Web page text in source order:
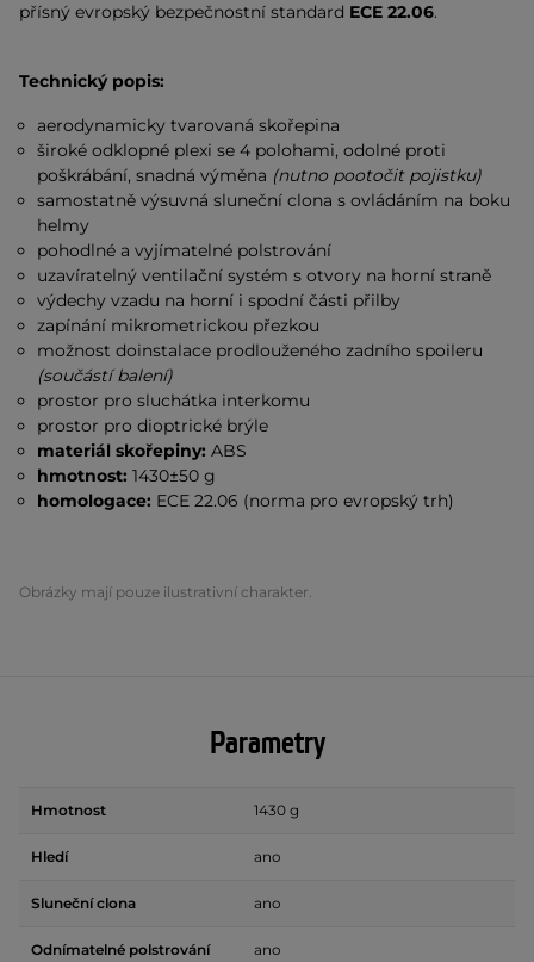
přísný evropský bezpečnostní standard ECE 22.06.
Technický popis:
aerodynamicky tvarovaná skořepina
široké odklopné plexi se 4 polohami, odolné proti
poškrábání, snadná výměna (nutno pootočit pojistku)
samostatně výsuvná sluneční clona s ovládáním na boku
helmy
pohodlné a vyjímatelné polstrování
uzavíratelný ventilační systém s otvory na horní straně
výdechy vzadu na horní i spodní části přilby
zapínání mikrometrickou přezkou
možnost doinstalace prodlouženého zadního spoileru
(součástí balení)
prostor pro sluchátka interkomu
prostor pro dioptrické brýle
materiál skořepiny: ABS
hmotnost: 1430±50 g
homologace: ECE 22.06 (norma pro evropský trh)
Obrázky mají pouze ilustrativní charakter.
Parametry
Hmotnost 1430 g
Hledí ano
Sluneční clona ano
Odnímatelné polstrování ano